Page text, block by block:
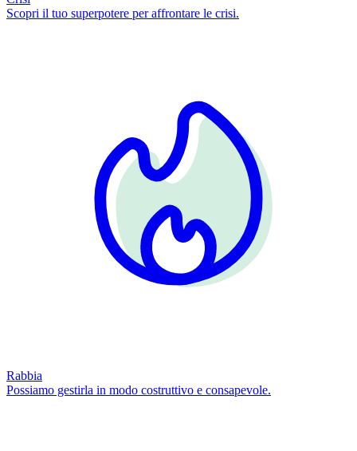
Scopri il tuo superpotere per affrontare le crisi.
Rabbia
Possiamo gestirla in modo costruttivo e consapevole.